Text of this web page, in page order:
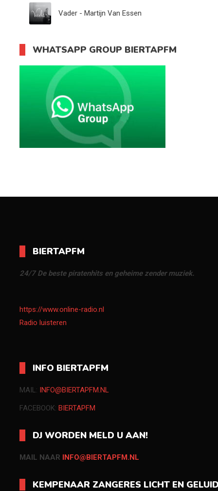
Vader - Martijn Van Essen
WHATSAPP GROUP BIERTAPFM
BIERTAPFM
24/7 De beste piratenhits en geheime zender muziek.
https://www.online-radio.nl
Radio luisteren
INFO BIERTAPFM
MAIL: INFO@BIERTAPFM.NL
FACEBOOK: BIERTAPFM
DJ WORDEN MELD U AAN!
MAIL NAAR INFO@BIERTAPFM.NL
KEMPENAAR ZANGERES LICHT EN